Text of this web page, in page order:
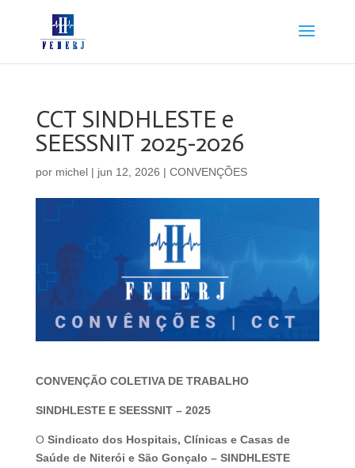
CCT SINDHLESTE e
SEESSNIT 2025-2026
por michel| jun 12, 2026 | CONVENÇÕES
CONVENÇÃO COLETIVA DE TRABALHO
SINDHLESTE E SEESSNIT – 2025
O Sindicato dos Hospitais, Clínicas e Casas de
Saúde de Niterói e São Gonçalo – SINDHLESTE